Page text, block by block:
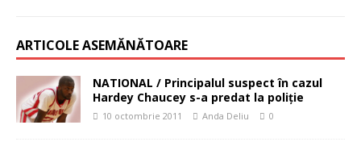
ARTICOLE ASEMĂNĂTOARE
NATIONAL / Principalul suspect în cazul
Hardey Chaucey s-a predat la poliţie
10 octombrie 2011 Anda Deliu 0